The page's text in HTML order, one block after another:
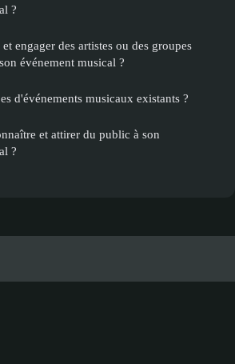
?
engager des artistes ou des groupes
événement musical ?
d'événements musicaux existants ?
et attirer du public à son
?